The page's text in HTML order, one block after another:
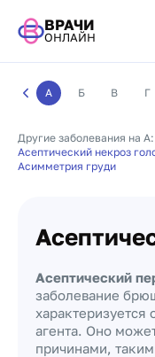
ВРАЧИ
ОНЛАЙН
А Б В Г
Другие заболевания на А:
Асептический некроз
Асимметрия груди
Асептический
заболевание
характеризуется
агента. Оно
причинами,